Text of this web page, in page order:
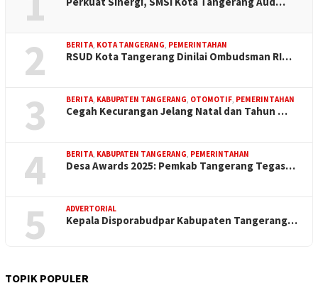
2 BERITA, KOTA TANGERANG, PEMERINTAHAN
RSUD Kota Tangerang Dinilai Ombudsman RI…
3 BERITA, KABUPATEN TANGERANG, OTOMOTIF, PEMERINTAHAN
Cegah Kecurangan Jelang Natal dan Tahun …
4 BERITA, KABUPATEN TANGERANG, PEMERINTAHAN
Desa Awards 2025: Pemkab Tangerang Tegas…
5 ADVERTORIAL
Kepala Disporabudpar Kabupaten Tangerang…
TOPIK POPULER